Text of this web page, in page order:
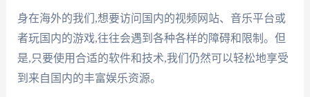
身在海外的我们,想要访问国内的视频网站、音乐平台或
者玩国内的游戏,往往会遇到各种各样的障碍和限制。但
是,只要使用合适的软件和技术,我们仍然可以轻松地享受
到来自国内的丰富娱乐资源。